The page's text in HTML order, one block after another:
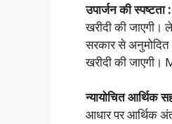
उपार्जन की स्पष्टता :
खरीदी की
सरकार से अनुमोदित
खरीदी की
न्यायोचित आर्थिक
आधार पर आर्थिक